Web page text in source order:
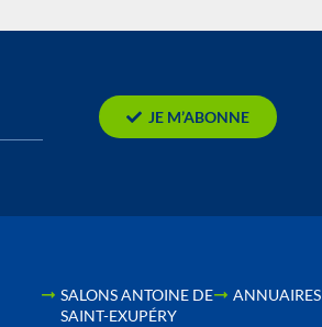
JE M’ABONNE
SALONS ANTOINE DE
SAINT-EXUPÉRY
ANNUAIRES